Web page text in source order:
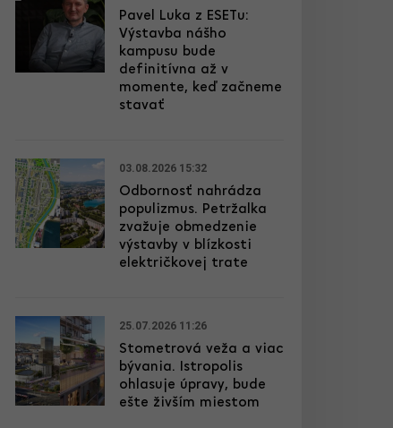
Pavel Luka z ESETu:
Výstavba nášho
kampusu bude
definitívna až v
momente, keď začneme
stavať
03.08.2026 15:32
Odbornosť nahrádza
populizmus. Petržalka
zvažuje obmedzenie
výstavby v blízkosti
električkovej trate
25.07.2026 11:26
Stometrová veža a viac
bývania. Istropolis
ohlasuje úpravy, bude
ešte živším miestom